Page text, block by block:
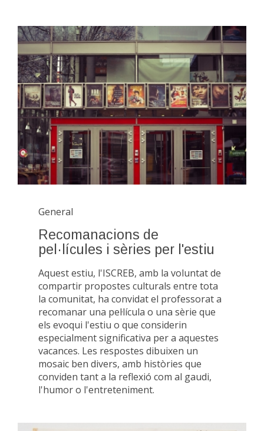
General
Recomanacions de
pel·lícules i sèries per l'estiu
Aquest estiu, l'ISCREB, amb la voluntat de
compartir propostes culturals entre tota
la comunitat, ha convidat el professorat a
recomanar una pel·lícula o una sèrie que
els evoqui l'estiu o que considerin
especialment significativa per a aquestes
vacances. Les respostes dibuixen un
mosaic ben divers, amb històries que
conviden tant a la reflexió com al gaudi,
l'humor o l'entreteniment.